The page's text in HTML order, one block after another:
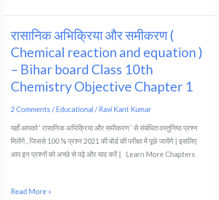
Board
Class
Chemistry
Objective
रासानिक अभिक्रिया और समीकरण (
Chemical reaction and equation )
– Bihar board Class 10th
Chemistry Objective Chapter 1
2 Comments /Educational /Ravi Kant Kumar
यहाँ आपको ‘ रासानिक अभिक्रिया और समीकरण ‘ से संबंधित वस्तुनिष्ठ प्रश्न
मिलेंगे , जिससे 100 % प्रश्न 2021 की बोर्ड की परीक्षा में पूछे जायेंगे | इसलिए
आप इन प्रश्नों को अच्छे से पढ़े और याद करें | Learn More Chapters
रासानिक
अभिक्रिया
और
समीकरण
(
reaction
and
equation
)
board
Read More »